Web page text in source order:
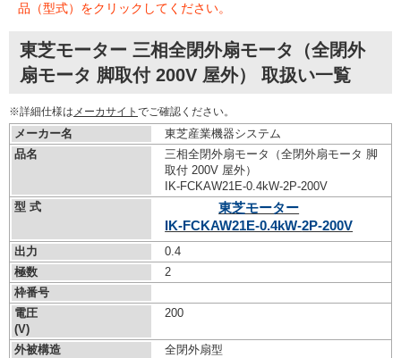
品（型式）をクリックしてください。
東芝モーター 三相全閉外扇モータ（全閉外
扇モータ 脚取付 200V 屋外） 取扱い一覧
※詳細仕様は メーカサイト でご確認ください。
メーカー名
東芝産業機器システム
品名
三相全閉外扇モータ（全閉外扇モータ 脚
取付 200V 屋外）
IK-FCKAW21E-0.4kW-2P-200V
型 式
東芝モーター
IK-FCKAW21E-0.4kW-2P-200V
出力
0.4
極数
2
枠番号
電圧
(V)
200
外被構造
全閉外扇型